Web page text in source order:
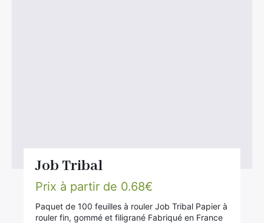
Job Tribal
Prix à partir de 0.68€
Paquet de 100 feuilles à rouler Job Tribal Papier à
rouler fin, gommé et filigrané Fabriqué en France